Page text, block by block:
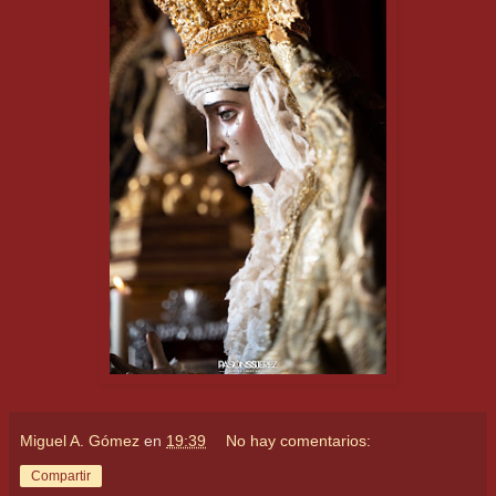
Miguel A. Gómez en 19:39 No hay comentarios:
Compartir